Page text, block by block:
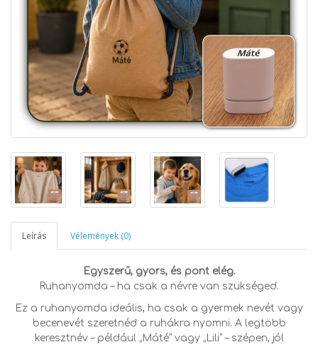
Leírás Vélemények (0)
Egyszerű, gyors, és pont elég.
Ruhanyomda – ha csak a névre van szükséged.
Ez a ruhanyomda ideális, ha csak a gyermek nevét vagy
becenevét szeretnéd a ruhákra nyomni. A legtöbb
keresztnév – például „Máté” vagy „Lili” – szépen, jól